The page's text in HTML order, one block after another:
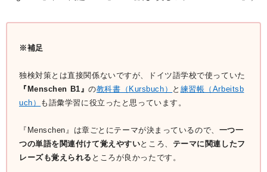
※補足
独検対策とは直接関係ないですが、ドイツ語学校で使っていた
『Menschen B1』の教科書（Kursbuch） と 練習帳（Arbeitsb
uch）
も語彙学習に役立ったと思っています。
『Menschen』は章ごとにテーマが決まっているので、 一つ一
つの単語を関連付けて覚えやすいところ、 テーマに関連したフ
レーズも覚えられる ところが良かったです。